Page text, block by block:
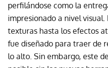
perfilándose como la
impresionado a nivel
texturas hasta los efectos
fue diseñado para traer de
lo alto. Sin embargo, este